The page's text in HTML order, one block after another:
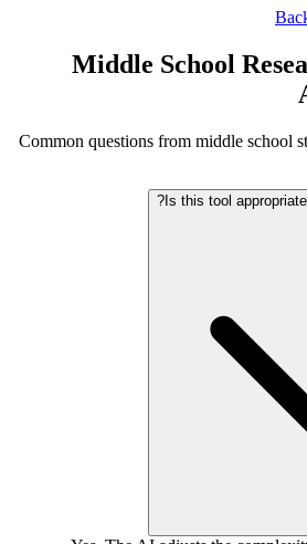
Middle School
Common questions from middle school
Is this tool